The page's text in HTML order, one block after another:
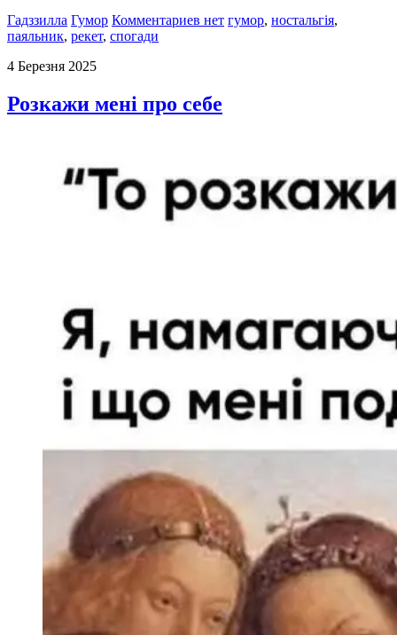
Гадззилла Гумор Комментариев нет гумор, ностальгія,
паяльник, рекет, спогади
4 Березня 2025
Розкажи мені про себе